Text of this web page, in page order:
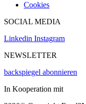
Cookies
SOCIAL MEDIA
Linkedin Instagram
NEWSLETTER
backspiegel abonnieren
In Kooperation mit